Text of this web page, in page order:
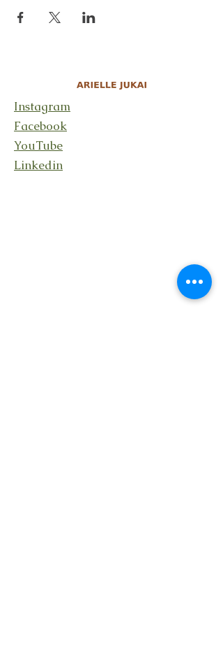
Instagram
Facebook
YouTube
Linkedin